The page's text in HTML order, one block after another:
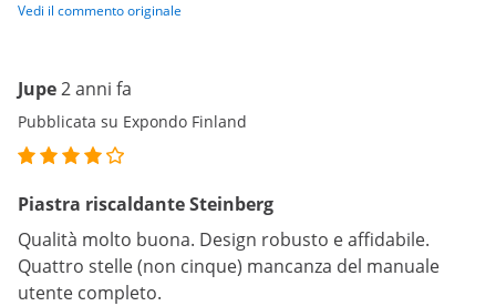
Vedi il commento originale
Jupe2 anni fa
Pubblicata su Expondo Finland
Piastra riscaldante Steinberg
Qualità molto buona. Design robusto e affidabile.
Quattro stelle (non cinque) mancanza del manuale
utente completo.